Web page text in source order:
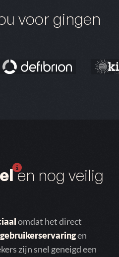
voor gingen
en nog veilig
omdat het direct
en
zijn snel geneigd een